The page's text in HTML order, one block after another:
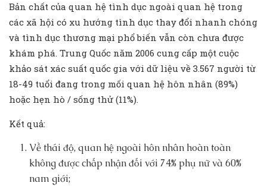
Bản chất của quan hệ tình dục ngoài quan hệ trong
các xã hội có xu hướng tình dục thay đổi nhanh chóng
và tình dục thương mại phổ biến vẫn còn chưa được
khám phá. Trung Quốc năm 2006 cung cấp một cuộc
khảo sát xác suất quốc gia với dữ liệu về 3.567 người từ
18-49 tuổi đang trong mối quan hệ hôn nhân (89%)
hoặc hẹn hò / sống thử (11%).
Kết quả:
Về thái độ, quan hệ ngoài hôn nhân hoàn toàn
không được chấp nhận đối với 74% phụ nữ và 60%
nam giới;